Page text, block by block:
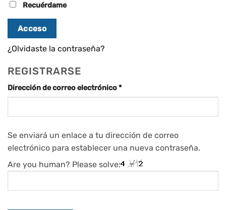
Recuérdame
Acceso
¿Olvidaste la contraseña?
REGISTRARSE
Dirección de correo electrónico*Obligatorio
Se enviará un enlace a tu dirección de correo
electrónico para establecer una nueva contraseña.
Are you human? Please solve: